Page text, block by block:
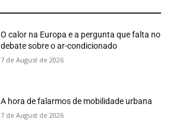
O calor na Europa e a pergunta que falta no
debate sobre o ar-condicionado
7 de August de 2026
A hora de falarmos de mobilidade urbana
7 de August de 2026